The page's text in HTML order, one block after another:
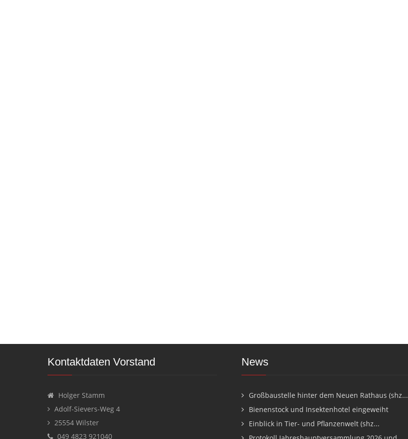
Kontaktdaten Vorstand
Holger Stamm
Adolf-Sievers-Weg 4
25554 Wilster
049 4823 921040
News
Großbaustelle hinter dem Neuen Rathaus (shz...
Bienenstock und Insektenhotel eingeweiht
Einblick in Tier- und Pflanzenwelt (shz...